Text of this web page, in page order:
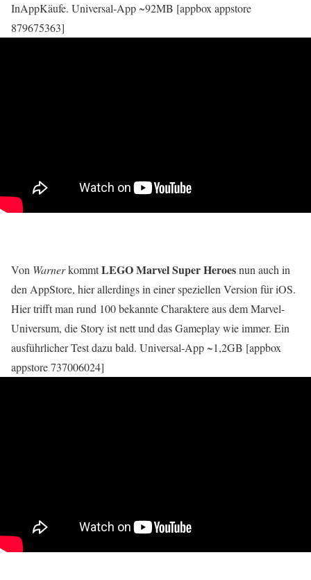
InAppKäufe. Universal-App ~92MB [appbox appstore
879675363]
Von WarnerkommtLEGO Marvel Super Heroesnun auch in
den AppStore, hier allerdings in einer speziellen Version für iOS.
Hier trifft man rund 100 bekannte Charaktere aus dem Marvel-
Universum, die Story ist nett und das Gameplay wie immer. Ein
ausführlicher Test dazu bald. Universal-App ~1,2GB [appbox
appstore 737006024]